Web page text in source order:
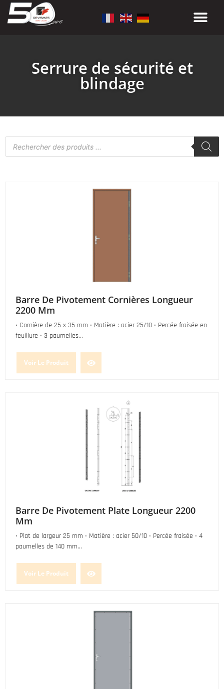
Serrure de sécurité et
blindage
Barre De Pivotement Cornières Longueur
2200 Mm
• Cornière de 25 x 35 mm • Matière : acier 25/10 • Percée fraisée en
feuillure • 3 paumelles...
Voir Le Produit
Barre De Pivotement Plate Longueur 2200
Mm
• Plat de largeur 25 mm • Matière : acier 50/10 • Percée fraisée • 4
paumelles de 140 mm...
Voir Le Produit